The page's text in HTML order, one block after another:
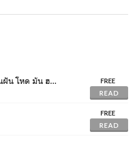
The Nerd Of Microsoft -อ่านฝัน โหด มัน ฮา-
FREE
READ
FREE
READ